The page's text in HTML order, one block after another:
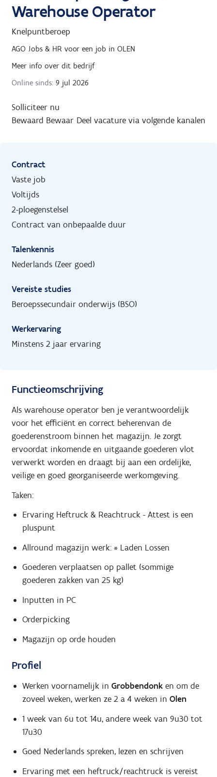
Warehouse Operator
Knelpuntberoep
AGO Jobs & HR voor een job in OLEN
Meer info over dit bedrijf
Online sinds: 9 jul 2026
Solliciteer nu
Bewaard Bewaar Deel vacature via volgende kanalen
Contract
Vaste job
Voltijds
2-ploegenstelsel
Contract van onbepaalde duur
Talenkennis
Nederlands (Zeer goed)
Vereiste studies
Beroepssecundair onderwijs (BSO)
Werkervaring
Minstens 2 jaar ervaring
Functieomschrijving
Als warehouse operator ben je verantwoordelijk
voor het efficiënt en correct beherenvan de
goederenstroom binnen het magazijn. Je zorgt
ervoordat inkomende en uitgaande goederen vlot
verwerkt worden en draagt bij aan een ordelijke,
veilige en goed georganiseerde werkomgeving.
Taken:
Ervaring Heftruck & Reachtruck - Attest is een
pluspunt
Allround magazijn werk: * Laden Lossen
Goederen verplaatsen op pallet (sommige
goederen zakken van 25 kg)
Inputten in PC
Orderpicking
Magazijn op orde houden
Profiel
Werken voornamelijk in Grobbendonk en om de
zoveel weken, werken ze 2 a 4 weken in Olen
1 week van 6u tot 14u, andere week van 9u30 tot
17u30
Goed Nederlands spreken, lezen en schrijven
Ervaring met een heftruck/reachtruck is vereist